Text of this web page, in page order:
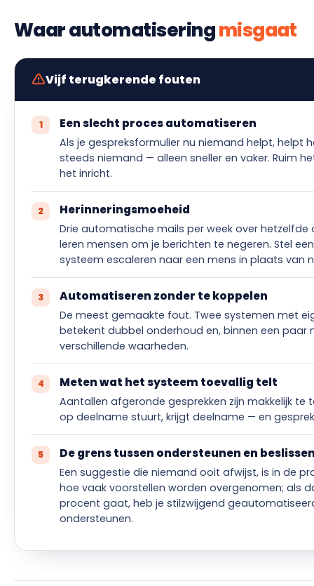
Waar automatiseringmisgaat
Vijf terugkerende fouten
Een slecht proces automatiseren
Als je gespreksformulier nu niemand helpt, helpt
steeds niemand — alleen sneller en vaker. Ruim
het inricht.
Herinneringsmoeheid
Drie automatische mails per week over
leren mensen om je berichten te negeren. Stel
systeem escaleren naar een mens in plaats van
Automatiseren zonder te koppelen
De meest gemaakte fout. Twee systemen met
betekent dubbel onderhoud en, binnen een paar
verschillende waarheden.
Meten wat het systeem toevallig telt
Aantallen afgeronde gesprekken zijn makkelijk te
op deelname stuurt, krijgt deelname — en
De grens tussen ondersteunen en
Een suggestie die niemand ooit afwijst, is in de
hoe vaak voorstellen worden overgenomen; als
procent gaat, heb je stilzwijgend
ondersteunen.